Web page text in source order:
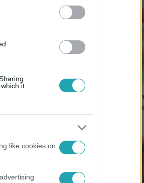
it
like cookies on
Ez a
ki a